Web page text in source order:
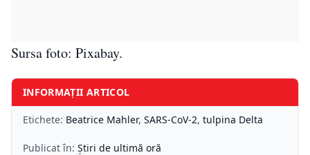
Sursa foto: Pixabay.
INFORMAȚII ARTICOL
Etichete: Beatrice Mahler, SARS-CoV-2, tulpina Delta
Publicat în: Știri de ultimă oră